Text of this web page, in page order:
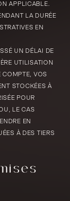
APPLICABLE.
LA DURÉE
EN
UN DÉLAI DE
UTILISATION
COMPTE, VOS
STOCKÉES À
POUR
LE CAS
EN
À DES TIERS